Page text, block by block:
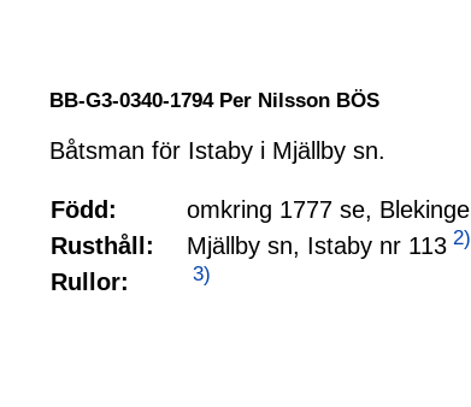
BB-G3-0340-1794 Per Nilsson BÖS
Båtsman för Istaby i Mjällby sn.
Född: omkring 1777 se, Blekinge
Rusthåll: Mjällby sn, Istaby nr 113 2)
Rullor: 3)